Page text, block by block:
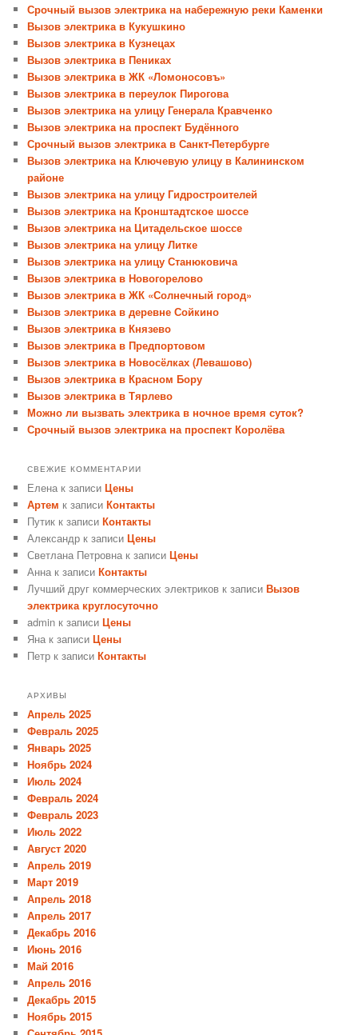
Срочный вызов электрика на набережную реки Каменки
Вызов электрика в Кукушкино
Вызов электрика в Кузнецах
Вызов электрика в Пениках
Вызов электрика в ЖК «Ломоносовъ»
Вызов электрика в переулок Пирогова
Вызов электрика на улицу Генерала Кравченко
Вызов электрика на проспект Будённого
Срочный вызов электрика в Санкт-Петербурге
Вызов электрика на Ключевую улицу в Калининском
районе
Вызов электрика на улицу Гидростроителей
Вызов электрика на Кронштадтское шоссе
Вызов электрика на Цитадельское шоссе
Вызов электрика на улицу Литке
Вызов электрика на улицу Станюковича
Вызов электрика в Новогорелово
Вызов электрика в ЖК «Солнечный город»
Вызов электрика в деревне Сойкино
Вызов электрика в Князево
Вызов электрика в Предпортовом
Вызов электрика в Новосёлках (Левашово)
Вызов электрика в Красном Бору
Вызов электрика в Тярлево
Можно ли вызвать электрика в ночное время суток?
Срочный вызов электрика на проспект Королёва
СВЕЖИЕ КОММЕНТАРИИ
Елена к записиЦены
Артем к записиКонтакты
Путик к записиКонтакты
Александр к записиЦены
Светлана Петровна к записиЦены
Анна к записиКонтакты
Лучший друг коммерческих электриков к записиВызов
электрика круглосуточно
admin к записиЦены
Яна к записиЦены
Петр к записиКонтакты
АРХИВЫ
Апрель 2025
Февраль 2025
Январь 2025
Ноябрь 2024
Июль 2024
Февраль 2024
Февраль 2023
Июль 2022
Август 2020
Апрель 2019
Март 2019
Апрель 2018
Апрель 2017
Декабрь 2016
Июнь 2016
Май 2016
Апрель 2016
Декабрь 2015
Ноябрь 2015